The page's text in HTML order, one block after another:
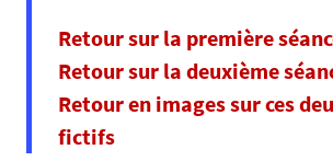
Retour sur la première
Retour sur la deuxième
Retour en images sur ces
fictifs